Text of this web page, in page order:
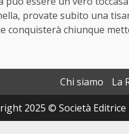
provate subito una
conquisterà chiunque
Chi siamo La
2025 © Società